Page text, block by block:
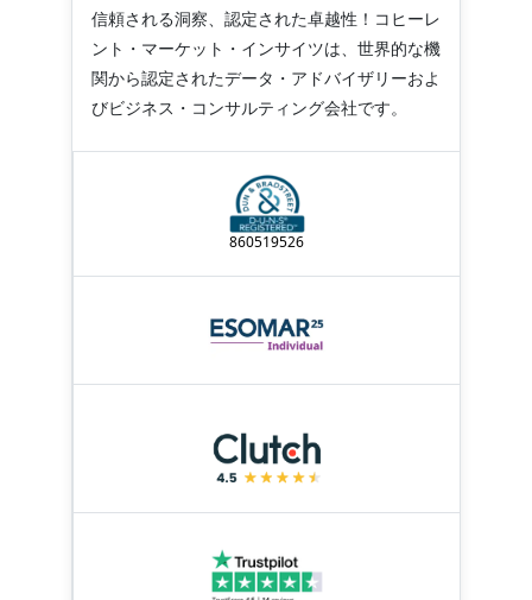
信頼される洞察、認定された卓越性！コヒーレ
ント・マーケット・インサイツは、世界的な機
関から認定されたデータ・アドバイザリーおよ
びビジネス・コンサルティング会社です。
860519526